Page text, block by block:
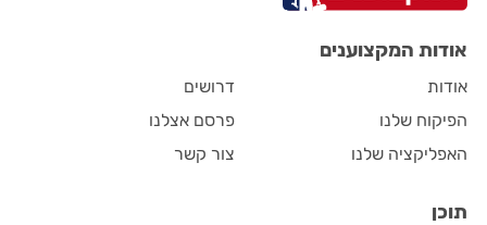
אודות המקצוענים
אודות
הפיקוח שלנו
האפליקציה שלנו
דרושים
פרסם אצלנו
צור קשר
תוכן